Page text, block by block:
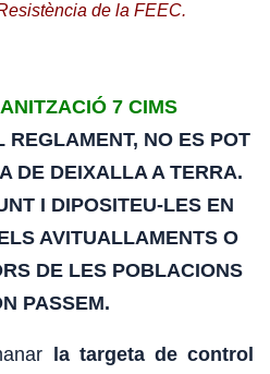
de la FEEC.
7 CIMS
REGLAMENT, NO ES POT
DE DEIXALLA A TERRA.
I DIPOSITEU-LES EN
AVITUALLAMENTS O
DE LES POBLACIONS
PASSEM.
la targeta de control